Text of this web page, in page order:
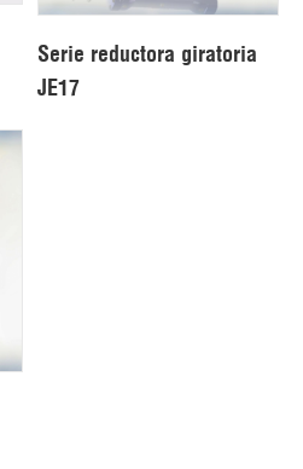
Serie reductora giratoria
JE17